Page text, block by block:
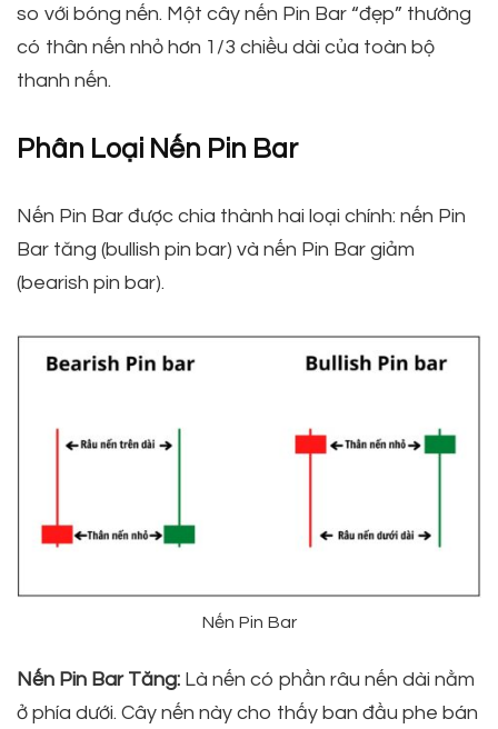
so với bóng nến. Một cây nến Pin Bar “đẹp” thường
có thân nến nhỏ hơn 1/3 chiều dài của toàn bộ
thanh nến.
Phân Loại Nến Pin Bar
Nến Pin Bar được chia thành hai loại chính: nến Pin
Bar tăng (bullish pin bar) và nến Pin Bar giảm
(bearish pin bar).
Nến Pin Bar
Nến Pin Bar Tăng: Là nến có phần râu nến dài nằm
ở phía dưới. Cây nến này cho thấy ban đầu phe bán